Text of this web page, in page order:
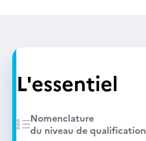
L'essentiel
Nomenclature
du niveau de qualification